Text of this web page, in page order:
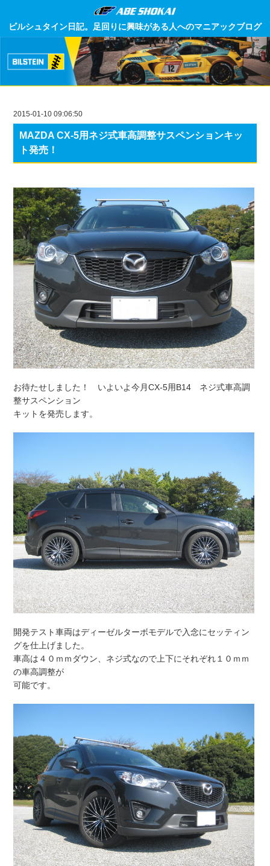
ビルシュタイン日記。足回りに興味がある人へのマニアックブログ
2015-01-10 09:06:50
MAZDA CX-5用ネジ式車高調整サスペンションキッ
ト発売！
お待たせしました！ いよいよ今月CX-5用B14 ネジ式車高調
整サスペンション
キットを発売します。
開発テスト車両はディーゼルターボモデルで入念にセッティン
グを仕上げました。
車高は４０ｍｍダウン、ネジ式なので上下にそれぞれ１０ｍｍ
の車高調整が
可能です。